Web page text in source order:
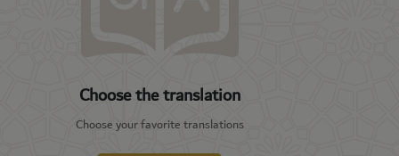
Choose the translation
Choose your favorite translations